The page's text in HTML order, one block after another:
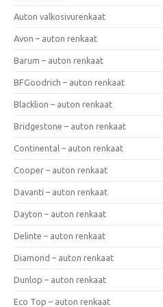
Auton valkosivurenkaat
Avon – auton renkaat
Barum – auton renkaat
BFGoodrich – auton renkaat
Blacklion – auton renkaat
Bridgestone – auton renkaat
Continental – auton renkaat
Cooper – auton renkaat
Davanti – auton renkaat
Dayton – auton renkaat
Delinte – auton renkaat
Diamond – auton renkaat
Dunlop – auton renkaat
Eco Top – auton renkaat